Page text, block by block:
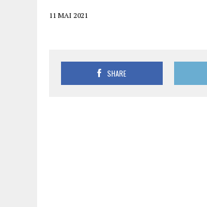
11 MAI 2021
SHARE